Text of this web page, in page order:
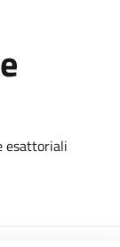
esattoriali